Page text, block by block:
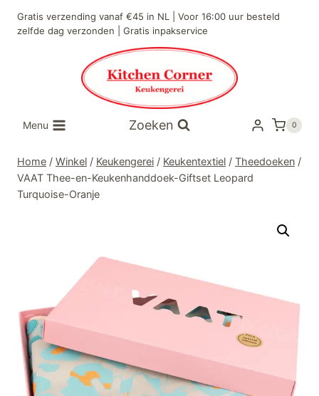
naar
Gratis verzending vanaf €45 in NL | Voor 16:00 uur besteld
zelfde dag verzonden | Gratis inpakservice
Menu Zoeken 0
Home / Winkel / Keukengerei / Keukentextiel / Theedoeken /
VAAT Thee-en-Keukenhanddoek-Giftset Leopard
Turquoise-Oranje